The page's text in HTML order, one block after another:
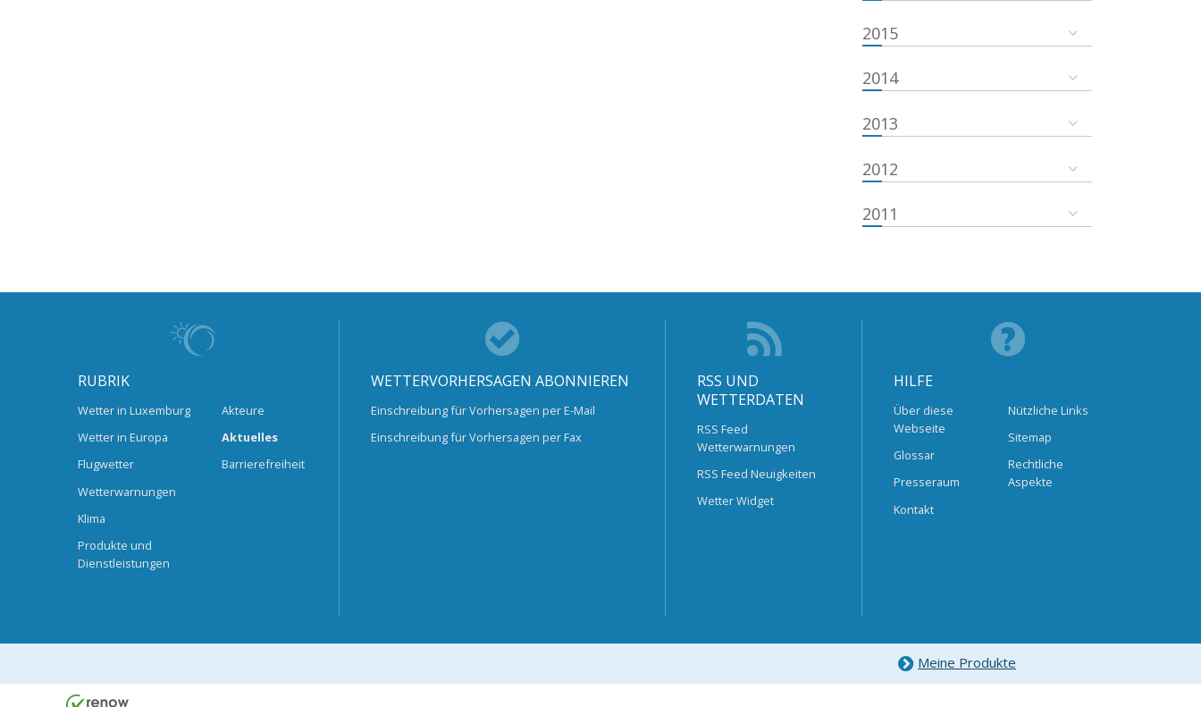
2015
2014
2013
2012
2011
RUBRIK
Wetter in Luxemburg
Wetter in Europa
Flugwetter
Wetterwarnungen
Klima
Produkte und
Dienstleistungen
Akteure
Aktuelles
Barrierefreiheit
WETTERVORHERSAGEN ABONNIEREN
Einschreibung für Vorhersagen per E-Mail
Einschreibung für Vorhersagen per Fax
RSS UND
WETTERDATEN
RSS Feed
Wetterwarnungen
RSS Feed Neuigkeiten
Wetter Widget
HILFE
Über diese
Webseite
Glossar
Presseraum
Kontakt
Nützliche Links
Sitemap
Rechtliche
Aspekte
Meine Produkte